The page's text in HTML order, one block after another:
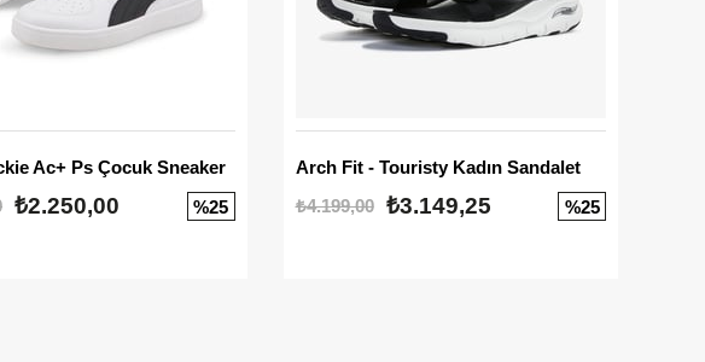
Ac+ Ps Çocuk Sneaker
₺2.250,00 %25
Arch Fit - Touristy Kadın Sandalet
₺4.199,00
₺3.149,25 %25